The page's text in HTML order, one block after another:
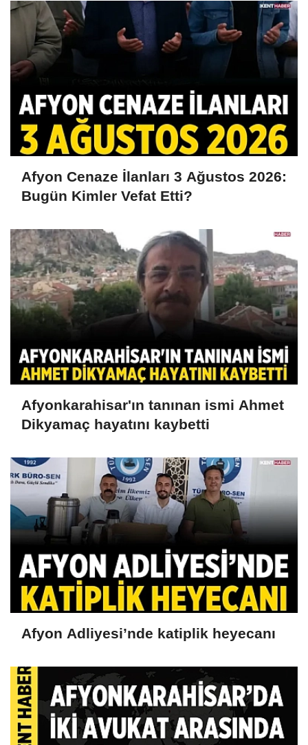
Afyon Cenaze İlanları 3 Ağustos 2026:
Bugün Kimler Vefat Etti?
Afyonkarahisar'ın tanınan ismi Ahmet
Dikyamaç hayatını kaybetti
Afyon Adliyesi’nde katiplik heyecanı